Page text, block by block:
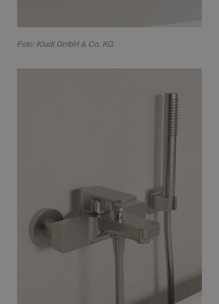
Foto: Kludi GmbH & Co. KG